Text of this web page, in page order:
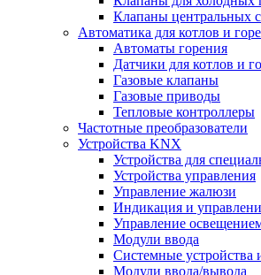
Клапаны центральных
Автоматика для котлов и
Автоматы горения
Датчики для котлов и
Газовые клапаны
Газовые приводы
Тепловые контроллеры
Частотные преобразователи
Устройства KNX
Устройства для
Устройства управления
Управление жалюзи
Индикация и
Управление
Модули ввода
Системные устройства
Модули ввода/вывода